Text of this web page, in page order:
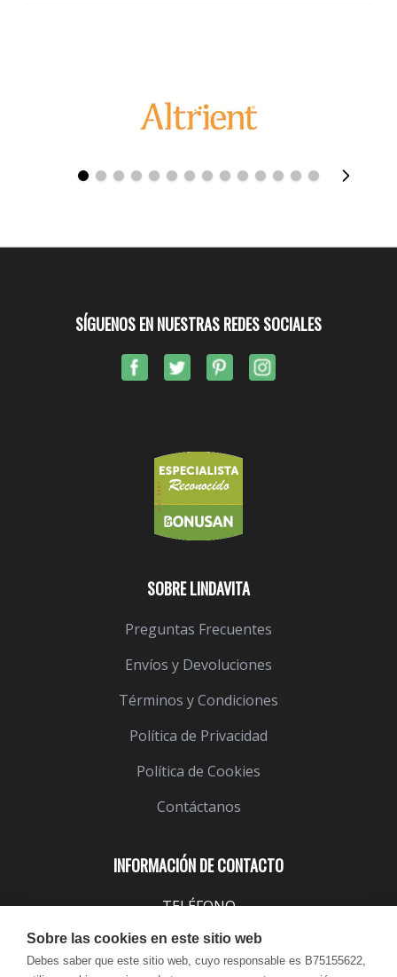
INFORMACIÓN DE CONTACTO
TELÉFONO
EMAIL
SOBRE LINDAVITA
Preguntas Frecuentes
Envíos y Devoluciones
Términos y Condiciones
Política de Privacidad
Política de Cookies
Contáctanos
SÍGUENOS EN NUESTRAS REDES SOCIALES
Sobre las cookies en este sitio web
Debes saber que este sitio web, cuyo responsable es B75155622,